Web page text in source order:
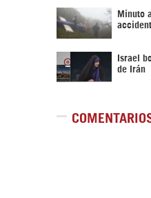
Minuto
Israel
de Irán